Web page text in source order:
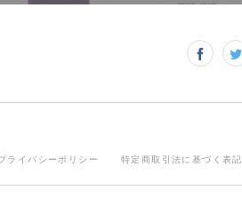
ライバシーポリシー 特定商取引法に基づく表記